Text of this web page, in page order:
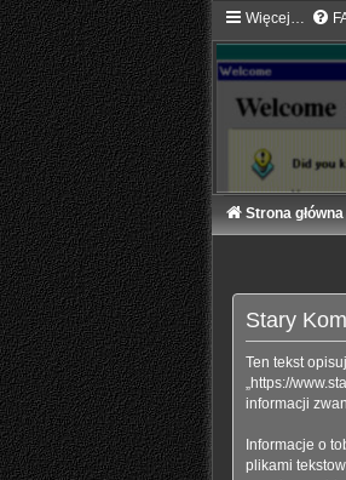
Więcej…
Strona główna
Stary
Ten tekst
„https://
informacji
Informacje o
plikami